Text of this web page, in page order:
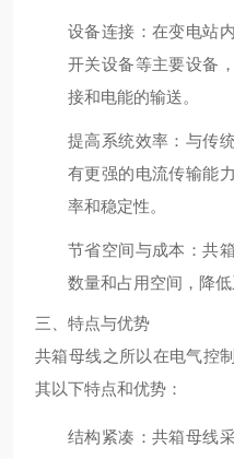
设备连接 ：在变电站
开关设备等主要设备
接和电能的输送。
提高系统效率 ：与传
有更强的电流传输能
率和稳定性。
节省空间与成本 ：共
数量和占用空间，降
三、特点与优势
共箱母线之所以在电气控
其以下特点和优势：
结构紧凑 ：共箱母线